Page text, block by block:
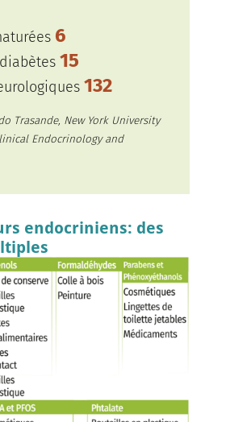
6
15
132
Trasande, New York University
Endocrinology and
endocriniens: des